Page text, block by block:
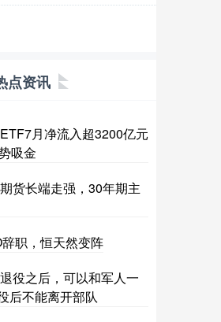
点资讯
月净流入超3200亿元
吸金
货长端走强，30年期主
职，恒天然变阵
役之后，可以和军人一
后不能离开部队